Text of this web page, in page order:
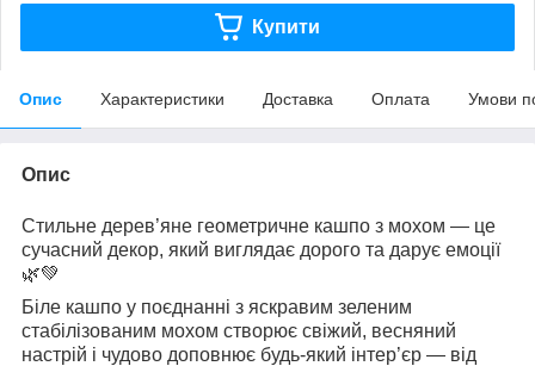
Купити
Опис Характеристики Доставка Оплата Умови
Опис
Стильне дерев’яне геометричне кашпо з мохом — це
сучасний декор, який виглядає дорого та дарує емоції
🌿💚
Біле кашпо у поєднанні з яскравим зеленим
стабілізованим мохом створює свіжий, весняний
настрій і чудово доповнює будь-який інтер’єр — від